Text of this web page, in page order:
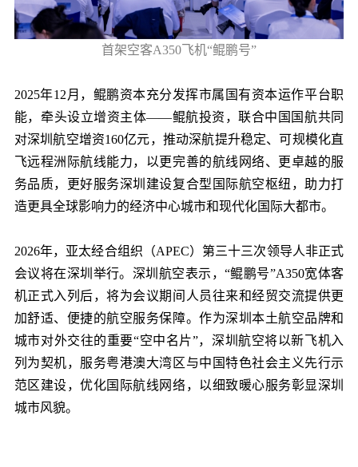
首架空客A350飞机“鲲鹏号”
2025年12月，鲲鹏资本充分发挥市属国有资本运作平台职
能，牵头设立增资主体——鲲航投资，联合中国国航共同
对深圳航空增资160亿元，推动深航提升稳定、可规模化直
飞远程洲际航线能力，以更完善的航线网络、更卓越的服
务品质，更好服务深圳建设复合型国际航空枢纽，助力打
造更具全球影响力的经济中心城市和现代化国际大都市。
2026年，亚太经合组织（APEC）第三十三次领导人非正式
会议将在深圳举行。深圳航空表示，“鲲鹏号”A350宽体客
机正式入列后，将为会议期间人员往来和经贸交流提供更
加舒适、便捷的航空服务保障。作为深圳本土航空品牌和
城市对外交往的重要“空中名片”，深圳航空将以新飞机入
列为契机，服务粤港澳大湾区与中国特色社会主义先行示
范区建设，优化国际航线网络，以细致暖心服务彰显深圳
城市风貌。